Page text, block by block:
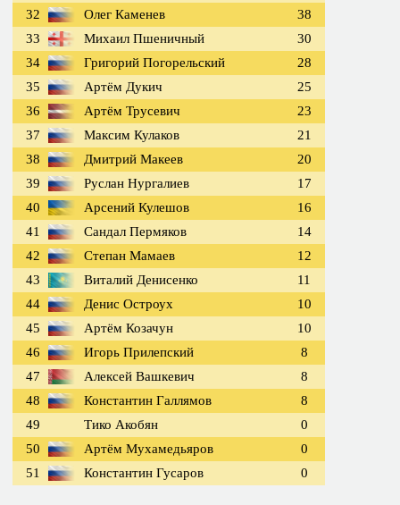
32 Олег Каменев
38
33
Михаил Пшеничный
30
34
Григорий Погорельский
28
35
Артём Дукич
25
36
Артём Трусевич
23
37
Максим Кулаков
21
38
Дмитрий Макеев
20
39
Руслан Нургалиев
17
40
Арсений Кулешов
16
41
Сандал Пермяков
14
42
Степан Мамаев
12
43
Виталий Денисенко
11
44
Денис Остроух
10
45
Артём Козачун
10
46
Игорь Прилепский
8
47
Алексей Вашкевич
8
48
Константин Галлямов
8
49
Тико Акобян
0
50
Артём Мухамедьяров
0
51
Константин Гусаров 0